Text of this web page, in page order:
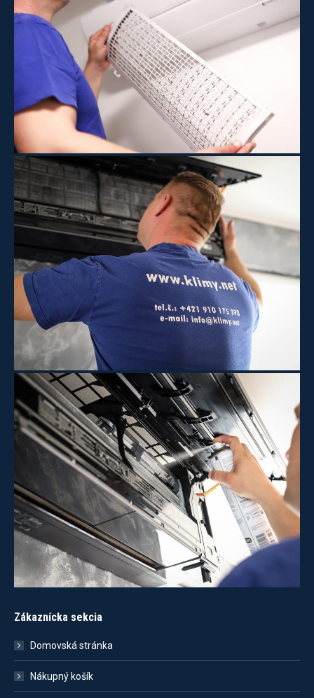
Zákaznícka sekcia
Domovská stránka
Nákupný košík